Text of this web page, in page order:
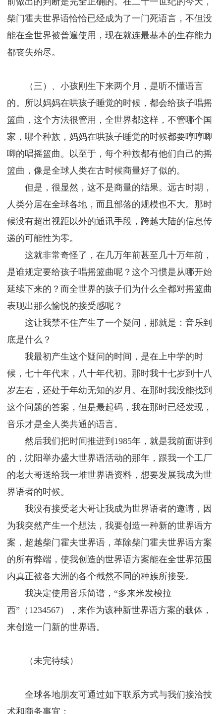
柴门霍夫世界语恰恰已经成为了一门死语言，不但没
能在全世界被普遍使用，现在就连最基本的生存能力
都丧失殆尽。
（三）、小孩刚生下来两个月，是听不懂语言
的。所以妈妈在哄孩子睡觉的时候，都会给孩子唱摇
篮曲，这个方法很管用，全世界都这样，不管哪个国
家，哪个种族，妈妈在哄孩子睡觉的时候都要哼哼唧
唧的唱摇篮曲。以至于，每个种族都有他们自己的摇
篮曲，像是全球人类在古时候商量好了似的。
但是，很显然，这不是商量的结果。远古时期，
人类分居在全球各地，而且部落的规模也不大。那时
候没有超出视距以外的通讯手段，跨越大陆的信息传
递的可能性为零。
这就非常奇怪了，在几万年前甚至几十万年前，
是谁规定要给孩子唱摇篮曲呢？这个习惯是从哪开始
延续下来的？而全世界的孩子们为什么全都对摇篮曲
表现出那么愉悦的接受感呢？
这让我禁不住产生了一个疑问，那就是：音乐到
底是什么？
我最初产生这个疑问的时间，是在上中学的时
候，七十年代末，八十年代初。那时我十七岁到十八
岁左右，还处于年幼无知的岁月。在那时我没能找到
这个问题的答案，但是最起码，我在那时已经发现，
音乐才是全人类共通的语言。
然后我们把时间推进到1985年，就是我前面讲到
的，沈阳举办盛大世界语活动的那年，跟我一个工厂
的老大哥送给我一堆世界语资料，想要发展我成为世
界语者的时候。
我没有接受老大哥让我成为世界语者的邀请，因
为我突然产生一个想法，我要创造一种新的世界语方
案，超越柴门霍夫世界语，革除柴门霍夫世界语方案
的所有弊端，使我创造的世界语方案能在全世界范围
内真正被各大洲的各个截然不同的种族所接受。
我决定使用音乐简谱，“多来米发梭拉
西”（1234567），来作为该种新世界语方案的载体，
来创造一门新的世界语。
（未完待续）
全球各地朋友可通过如下联系方式与我们接洽技
术和商务事宜：